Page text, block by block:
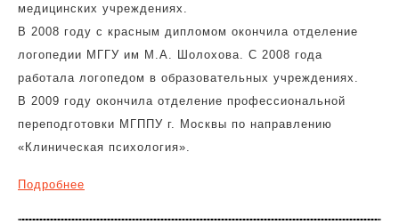
медицинских учреждениях.
В 2008 году с красным дипломом окончила отделение
логопедии МГГУ им М.А. Шолохова. С 2008 года
работала логопедом в образовательных учреждениях.
В 2009 году окончила отделение профессиональной
переподготовки МГППУ г. Москвы по направлению
«Клиническая психология».
Подробнее